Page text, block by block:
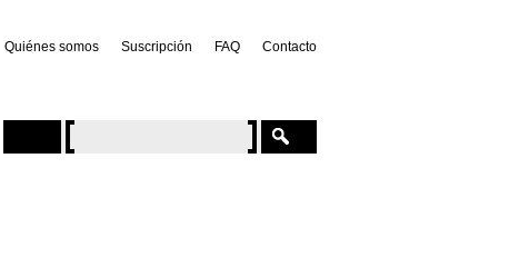
Quiénes somos Suscripción FAQ Contacto